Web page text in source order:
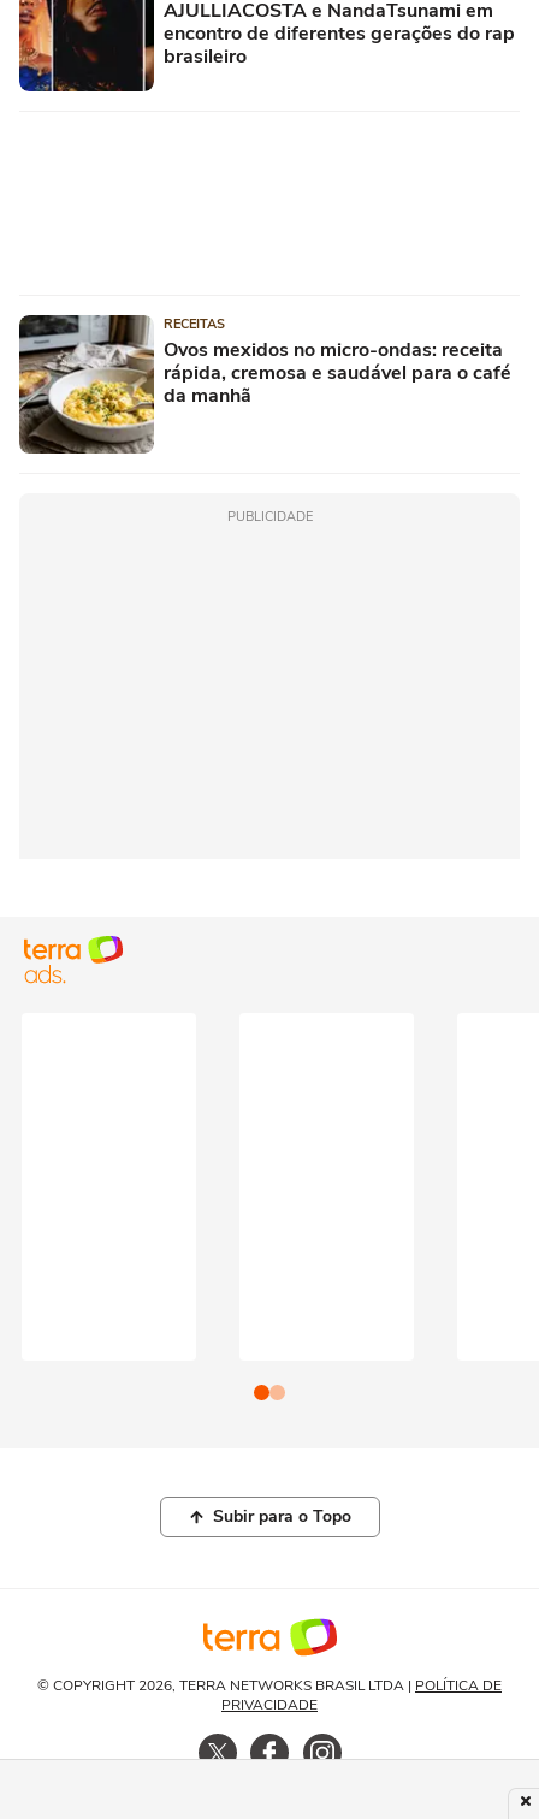
AJULLIACOSTA e NandaTsunami em
encontro de diferentes gerações do rap
brasileiro
RECEITAS
Ovos mexidos no micro-ondas: receita
rápida, cremosa e saudável para o café
da manhã
PUBLICIDADE
Subir para o Topo
© COPYRIGHT 2026, TERRA NETWORKS BRASIL LTDA | POLÍTICA DE
PRIVACIDADE